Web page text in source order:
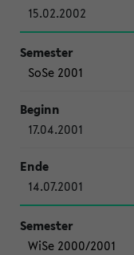
15.02.2002
SoSe 2001
17.04.2001
14.07.2001
WiSe 2000/2001